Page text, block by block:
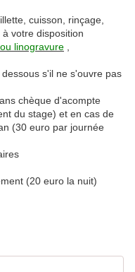
cuisson, rinçage,
votre disposition
linogravure
s'il ne s'ouvre pas
chèque d'acompte
du stage) et en cas de
(30 euro par journée
(20 euro la nuit)